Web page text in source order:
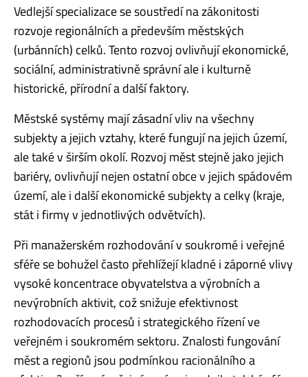
Vedlejší specializace se soustředí na zákonitosti
rozvoje regionálních a především městských
(urbánních) celků. Tento rozvoj ovlivňují ekonomické,
sociální, administrativně správní ale i kulturně
historické, přírodní a další faktory.
Městské systémy mají zásadní vliv na všechny
subjekty a jejich vztahy, které fungují na jejich území,
ale také v širším okolí. Rozvoj měst stejně jako jejich
bariéry, ovlivňují nejen ostatní obce v jejich spádovém
území, ale i další ekonomické subjekty a celky (kraje,
stát i firmy v jednotlivých odvětvích).
Při manažerském rozhodování v soukromé i veřejné
sféře se bohužel často přehlížejí kladné i záporné vlivy
vysoké koncentrace obyvatelstva a výrobních a
nevýrobních aktivit, což snižuje efektivnost
rozhodovacích procesů i strategického řízení ve
veřejném i soukromém sektoru. Znalosti fungování
měst a regionů jsou podmínkou racionálního a